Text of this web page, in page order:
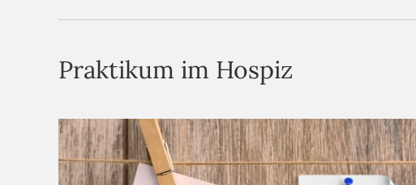
Praktikum im Hospiz